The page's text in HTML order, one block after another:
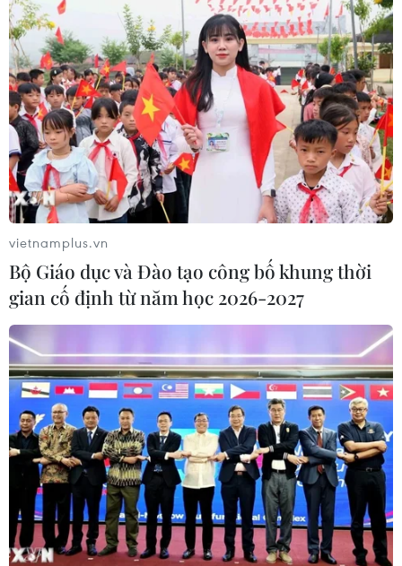
TIN CÙNG CHUYÊN MỤC
vietnamplus.vn
Bộ Giáo dục và Đào tạo công bố khung thời
gian cố định từ năm học 2026-2027